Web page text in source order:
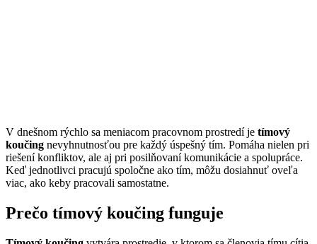
V dnešnom rýchlo sa meniacom pracovnom prostredí je tímový
koučing nevyhnutnosťou pre každý úspešný tím. Pomáha nielen pri
riešení konfliktov, ale aj pri posilňovaní komunikácie a spolupráce.
Keď jednotlivci pracujú spoločne ako tím, môžu dosiahnuť oveľa
viac, ako keby pracovali samostatne.
Prečo tímový koučing funguje